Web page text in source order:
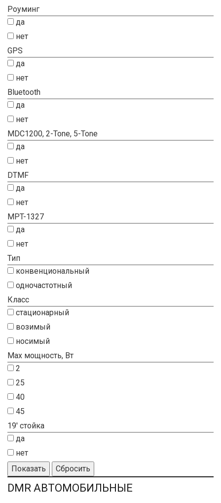
Роуминг
да
нет
GPS
да
нет
Bluetooth
да
нет
MDC1200, 2-Tone, 5-Tone
да
нет
DTMF
да
нет
MPT-1327
да
нет
Тип
конвенциональный
одночастотный
Класс
стационарный
возимый
носимый
Max мощность, Вт
2
25
40
45
19' стойка
да
нет
Показать
Сбросить
DMR АВТОМОБИЛЬНЫЕ